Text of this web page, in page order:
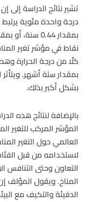
تشير نتائج الدراسة إلى
درجة واحدة مئوية
نقاط في مؤشر تغير
كلًا من درجة الحرارة
بمقدار ستة أشهر. ويتأثر
بشكل أكبر بذلك.
بالإضافة لنتائج هذه
المؤشر المركب للتغير
العالمي حول التغير
لاستخدامه من قبل
التعاون وحتى التنافس
المناخ. ويقول المؤلف
الدفيئة والتكيف مع